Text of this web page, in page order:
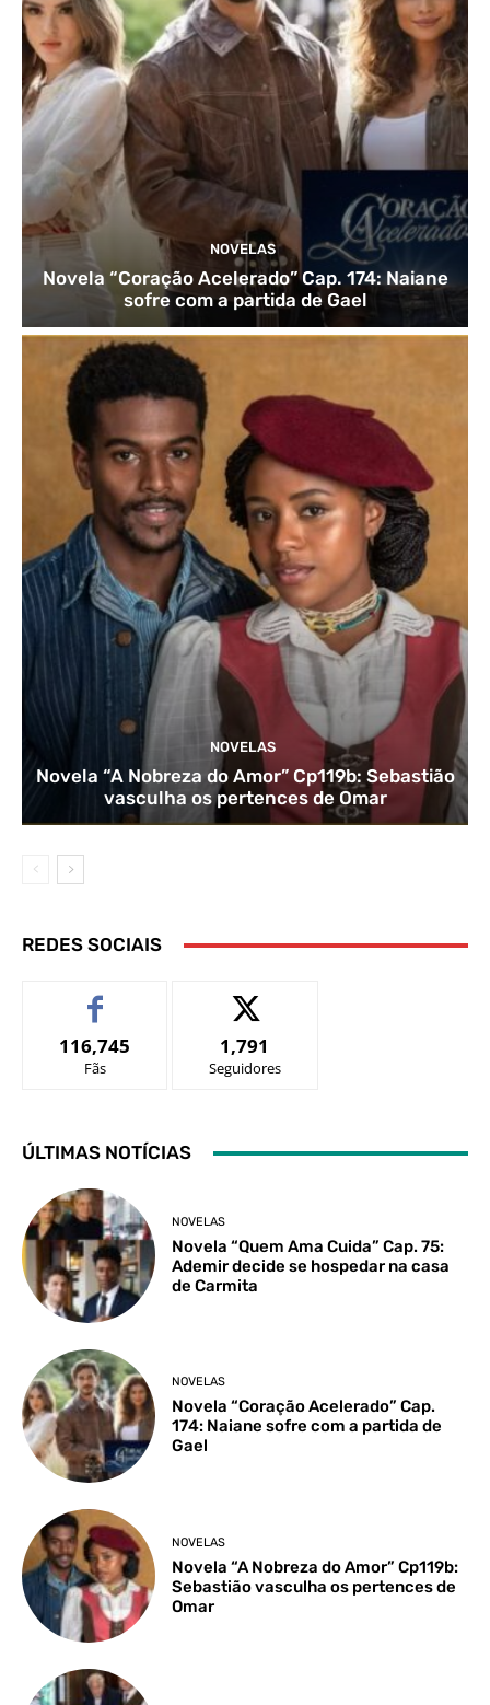
NOVELAS
Novela “Coração Acelerado” Cap. 174: Naiane
sofre com a partida de Gael
NOVELAS
Novela “A Nobreza do Amor” Cp119b: Sebastião
vasculha os pertences de Omar
REDES SOCIAIS
116,745
Fãs
1,791
Seguidores
ÚLTIMAS NOTÍCIAS
NOVELAS
Novela “Quem Ama Cuida” Cap. 75:
Ademir decide se hospedar na casa
de Carmita
NOVELAS
Novela “Coração Acelerado” Cap.
174: Naiane sofre com a partida de
Gael
NOVELAS
Novela “A Nobreza do Amor” Cp119b:
Sebastião vasculha os pertences de
Omar